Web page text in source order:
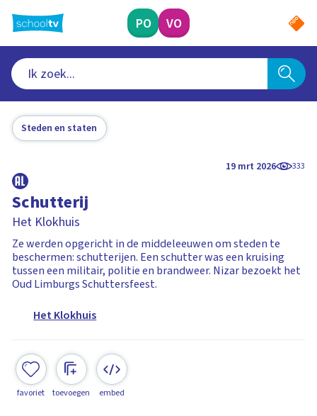
naar
hoofdinhoud
PO VO
Steden en staten
19 mrt 2026 333
Schutterij
Het Klokhuis
Ze werden opgericht in de middeleeuwen om steden te
beschermen: schutterijen. Een schutter was een kruising
tussen een militair, politie en brandweer. Nizar bezoekt het
Oud Limburgs Schuttersfeest.
Het Klokhuis
favoriet toevoegen embed